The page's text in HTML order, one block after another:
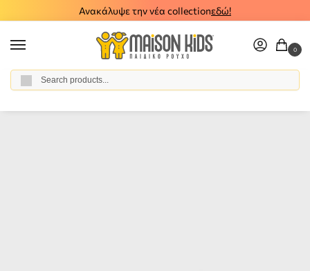
Ανακάλυψε την νέα collectionεδώ!
0
Home / Baby Girl / Accessories